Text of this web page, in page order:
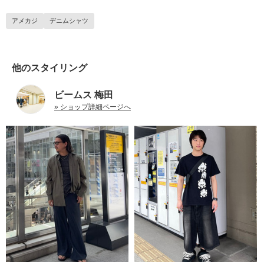
アメカジ デニムシャツ
他のスタイリング
ビームス 梅田
» ショップ詳細ページへ